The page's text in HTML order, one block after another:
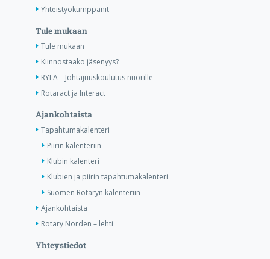
Yhteistyökumppanit
Tule mukaan
Tule mukaan
Kiinnostaako jäsenyys?
RYLA – Johtajuuskoulutus nuorille
Rotaract ja Interact
Ajankohtaista
Tapahtumakalenteri
Piirin kalenteriin
Klubin kalenteri
Klubien ja piirin tapahtumakalenteri
Suomen Rotaryn kalenteriin
Ajankohtaista
Rotary Norden – lehti
Yhteystiedot